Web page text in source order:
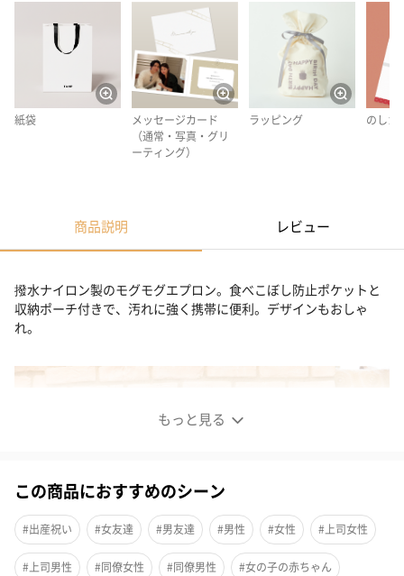
紙袋
メッセージカード
（通常・写真・グリ
ーティング）
ラッピング のしカ
商品説明 レビュー
もっと見る
撥水ナイロン製のモグモグエプロン。食べこぼし防止ポケットと
収納ポーチ付きで、汚れに強く携帯に便利。デザインもおしゃ
れ。
この商品におすすめのシーン
#出産祝い #女友達 #男友達 #男性 #女性 #上司女性
#上司男性 #同僚女性 #同僚男性 #女の子の赤ちゃん